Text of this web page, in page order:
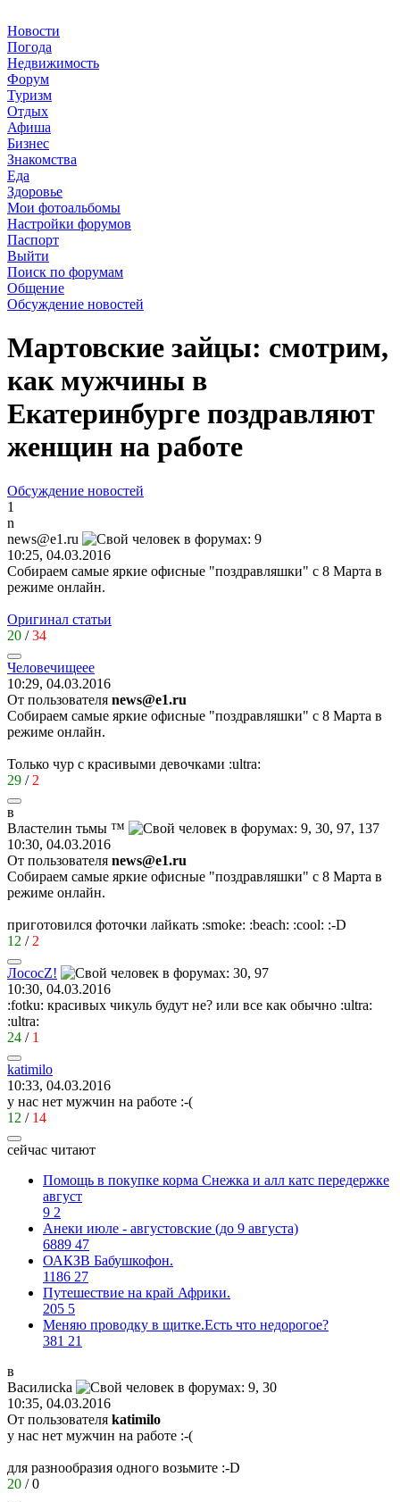
Новости
Погода
Недвижимость
Форум
Туризм
Отдых
Афиша
Бизнес
Знакомства
Еда
Здоровье
Мои фотоальбомы
Настройки форумов
Паспорт
Выйти
Поиск по форумам
Общение
Обсуждение новостей
Мартовские зайцы: смотрим,
как мужчины в
Екатеринбурге поздравляют
женщин на работе
Обсуждение новостей
1
n
news@e1.ru
10:25, 04.03.2016
Собираем самые яркие офисные "поздравляшки" с 8 Марта в
режиме онлайн.
Оригинал статьи
20 /34
Человечищеее
10:29, 04.03.2016
От пользователя news@e1.ru
Собираем самые яркие офисные "поздравляшки" с 8 Марта в
режиме онлайн.
Только чур с красивыми девочками :ultra:
29 / 2
в
Властелин тьмы ™
10:30, 04.03.2016
От пользователя news@e1.ru
Собираем самые яркие офисные "поздравляшки" с 8 Марта в
режиме онлайн.
приготовился фоточки лайкать :smoke: :beach: :cool: :-D
12 / 2
ЛососZ!
10:30, 04.03.2016
:fotku: красивых чикуль будут не? или все как обычно :ultra:
:ultra:
24 / 1
katimilo
10:33, 04.03.2016
у нас нет мужчин на работе :-(
12 / 14
сейчас читают
Помощь в покупке корма Снежка и алл катс передержке
август
9 2
Анеки июле - августовские (до 9 августа)
6889 47
ОАКЗВ Бабушкофон.
1186 27
Путешествие на край Африки.
205 5
Меняю проводку в щитке.Есть что недорогое?
381 21
в
Василисkа
10:35, 04.03.2016
От пользователя katimilo
у нас нет мужчин на работе :-(
для разнообразия одного возьмите :-D
20 /0